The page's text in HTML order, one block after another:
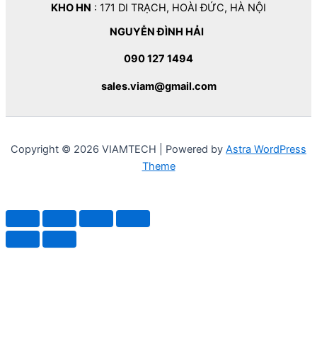
KHO HN : 171 DI TRẠCH, HOÀI ĐỨC, HÀ NỘI
NGUYỄN ĐÌNH HẢI
090 127 1494
sales.viam@gmail.com
Copyright © 2026 VIAMTECH | Powered by Astra WordPress
Theme